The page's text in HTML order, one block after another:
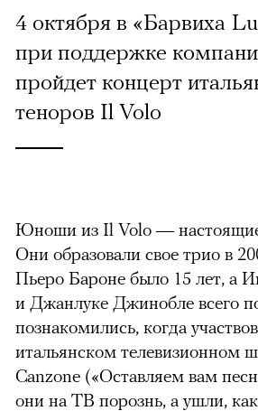
4 октября в «Барвиха
при поддержке
пройдет концерт
теноров Il Volo
Юноши из Il Volo —
Они образовали свое трио в
Пьеро Бароне было 15 лет, а
и Джанлуке Джинобле всего
познакомились, когда
итальянском телевизионном
Canzone («Оставляем вам
они на ТВ порознь, а ушли,